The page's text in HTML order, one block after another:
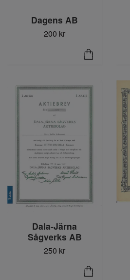
Dagens AB
200 kr
Dala-Järna
Sågverks AB
250 kr